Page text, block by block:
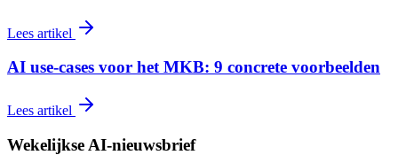
Lees artikel
AI use-cases voor het MKB: 9 concrete voorbeelden
Lees artikel
Wekelijkse AI-nieuwsbrief